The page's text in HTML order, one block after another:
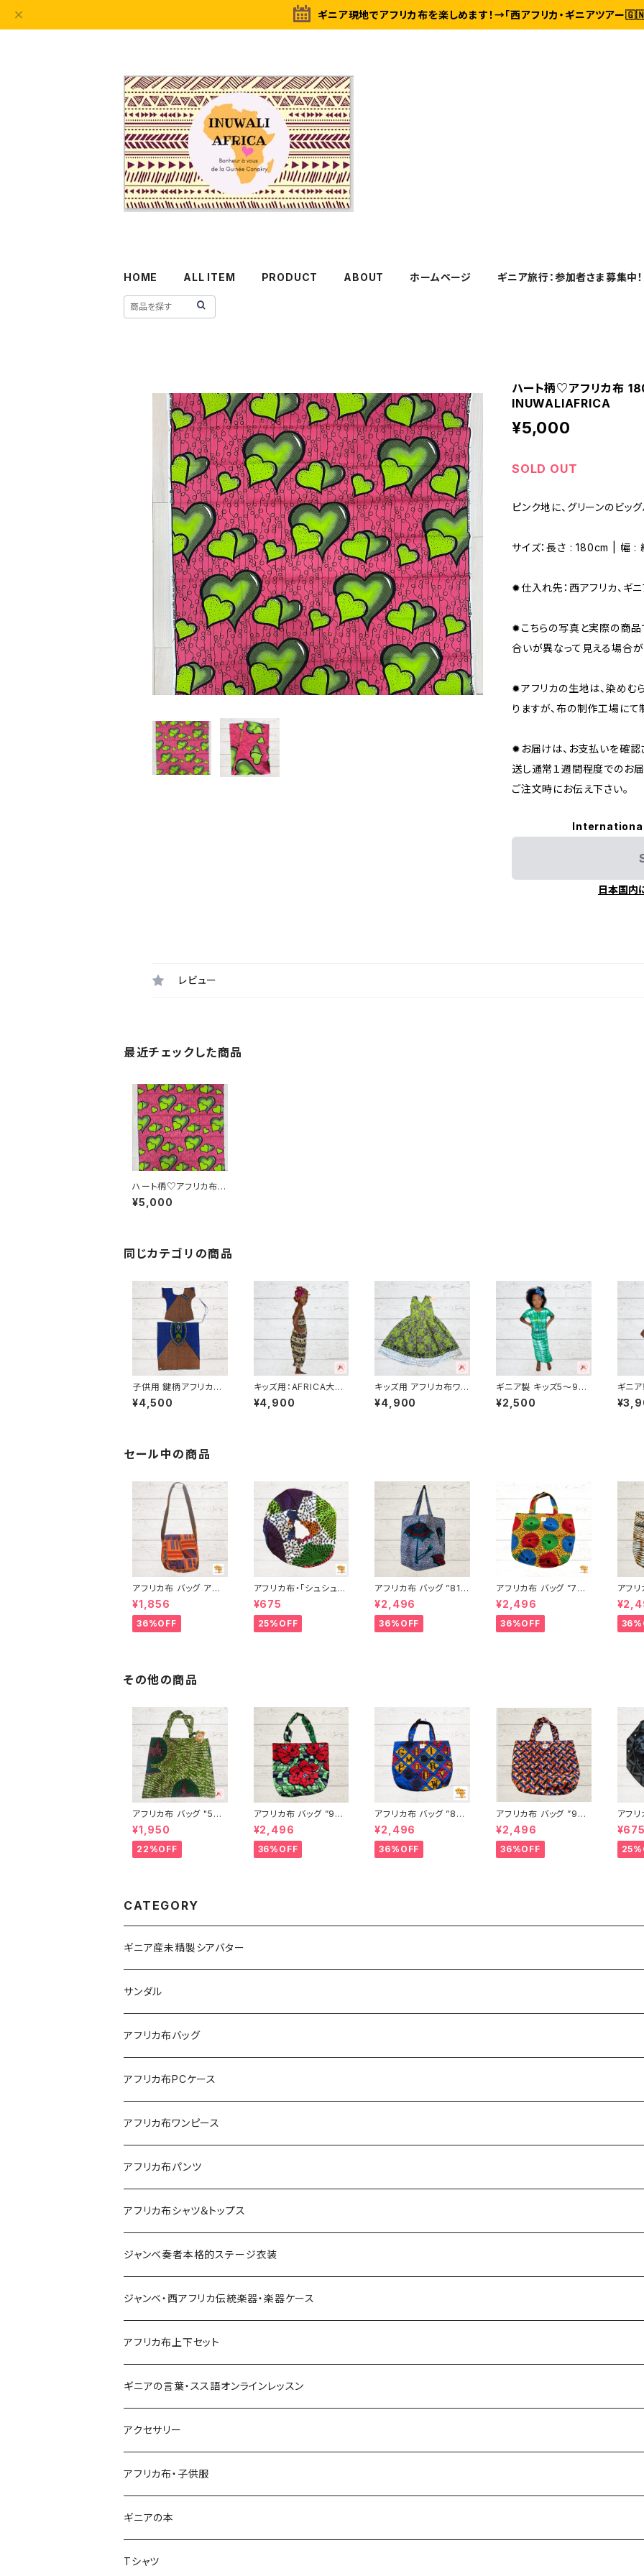
ギニア現地でアフリカ布を楽しめます！→「西アフリカ・ギニアツアー
HOME ALL ITEM PRODUCT ABOUT ホームページ ギニア旅行：参加者さま募集中！
ハート柄♡アフリカ布
INUWALIAFRICA
¥5,000
SOLD OUT
ピンク地に、グリーンのビッ
サイズ：長さ : 180cm | 幅 :
✹仕入れ先：西アフリカ、ギ
✹こちらの写真と実際の商
合いが異なって見える場合が
✹アフリカの生地は、染めむ
りますが、布の制作工場に
✹お届けは、お支払いを確認
送し通常１週間程度でのお
ご注文時にお伝え下さい。
日本国内
レビュー
最近チェックした商品
ハート柄♡アフリカ布 1
80cm ギニア フェアト
レード INUWALIAFRI
¥5,000
同じカテゴリの商品
子供用 鍵柄アフリカ布
トップス&巻きスカート
パーニュ カンガ キテン
¥4,500
キッズ用：AFRICA大陸
&ドラム アフリカ布 サロ
ペット カンガ キテンゲ
¥4,900
キッズ用 アフリカ布ワン
ピース カンガ キテンゲ
ギニア フェアトレード I
¥4,900
ギニア製 キッズ5〜9歳
用 タイダイタンクトップ
＆巻きスカート セット１
¥2,500
ギニ
用 タ
＆巻き
セール中の商品
アフリカ布 バッグ アフリ
カンプリント パーニュ
カンガ キテンゲ トート
バッグ エコバッグ ギニ
ア フェアトレード INU
¥1,856
36%OFF
アフリカ布・「シュシュ」
アフリカンプリント パー
ニュ カンガ キテンゲ ト
ートバッグ エコバッグ
ギニア フェアトレード I
¥675
25%OFF
アフリカ布 バッグ ”81”
アフリカンプリント パー
ニュ カンガ キテンゲ ト
ートバッグ エコバッグ
ギニア フェアトレード I
¥2,496
36%OFF
アフリカ布 バッグ ”78”
アフリカンプリント パー
ニュ カンガ キテンゲ ト
ートバッグ エコバッグ
ギニア フェアトレード I
¥2,496
36%OFF
アフリ
アフ
ニュ
ート
ギニ
その他の商品
アフリカ布 バッグ "53"
アフリカンプリント パー
ニュ カンガ キテンゲ ト
ートバッグ エコバッグ
ギニア フェアトレード I
¥1,950
22%OFF
アフリカ布 バッグ ”92”
アフリカンプリント パー
ニュ カンガ キテンゲ ト
ートバッグ エコバッグ
ギニア フェアトレード I
¥2,496
36%OFF
アフリカ布 バッグ ”87”
アフリカンプリント パー
ニュ カンガ キテンゲ ト
ートバッグ エコバッグ
ギニア フェアトレード I
¥2,496
36%OFF
アフリカ布 バッグ ”99”
"candy’s" アフリカン
プリント パーニュ カン
ガ キテンゲ トートバッ
グ エコバッグ ギニア フ
¥2,496
36%OFF
アフリ
アフ
ニュ
ート
ギニ
CATEGORY
ギニア産未精製シアバター
サンダル
アフリカ布バッグ
Sac shopping rond
Sac shopping carré
petit carré
Pochette
Sacoche
アフリカ布PCケース
アフリカ布iPadケース
アフリカ布ワンピース
アフリカ布パンツ
レディースパンツ
Pantalon Gaucho
Pantalon bermuda
ワイドパンツ♡7分丈
ワイドパンツ♡ロング
ワイドパンツハイウエスト
男女兼用パンツ
アフリカ布シャツ＆トップス
男女兼用シャツ
レディーストップス
ジャンベ奏者本格的ステージ衣装
ジャンベ・西アフリカ伝統楽器・楽器ケース
ジャンベ
ジャンベケース
ドゥンドゥン ベル
アフリカ布上下セット
男女兼用シャツ＆パンツセット
ギニアの言葉・スス語オンラインレッスン
アクセサリー
キーホルダー
ネックレス
ブレスレット
アフリカ布・子供服
ギニアの本
Tシャツ